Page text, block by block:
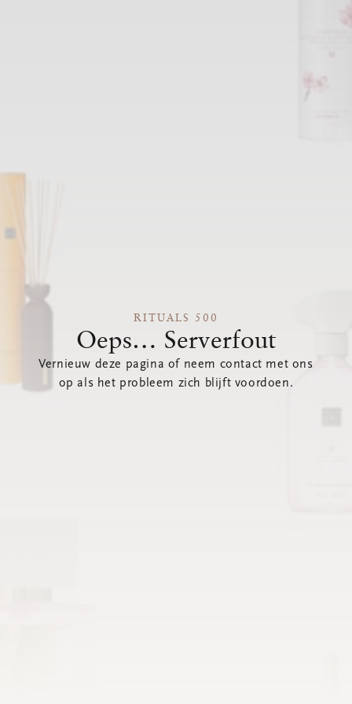
RITUALS 500
Oeps… Serverfout
Vernieuw deze pagina of neem contact met ons
op als het probleem zich blijft voordoen.